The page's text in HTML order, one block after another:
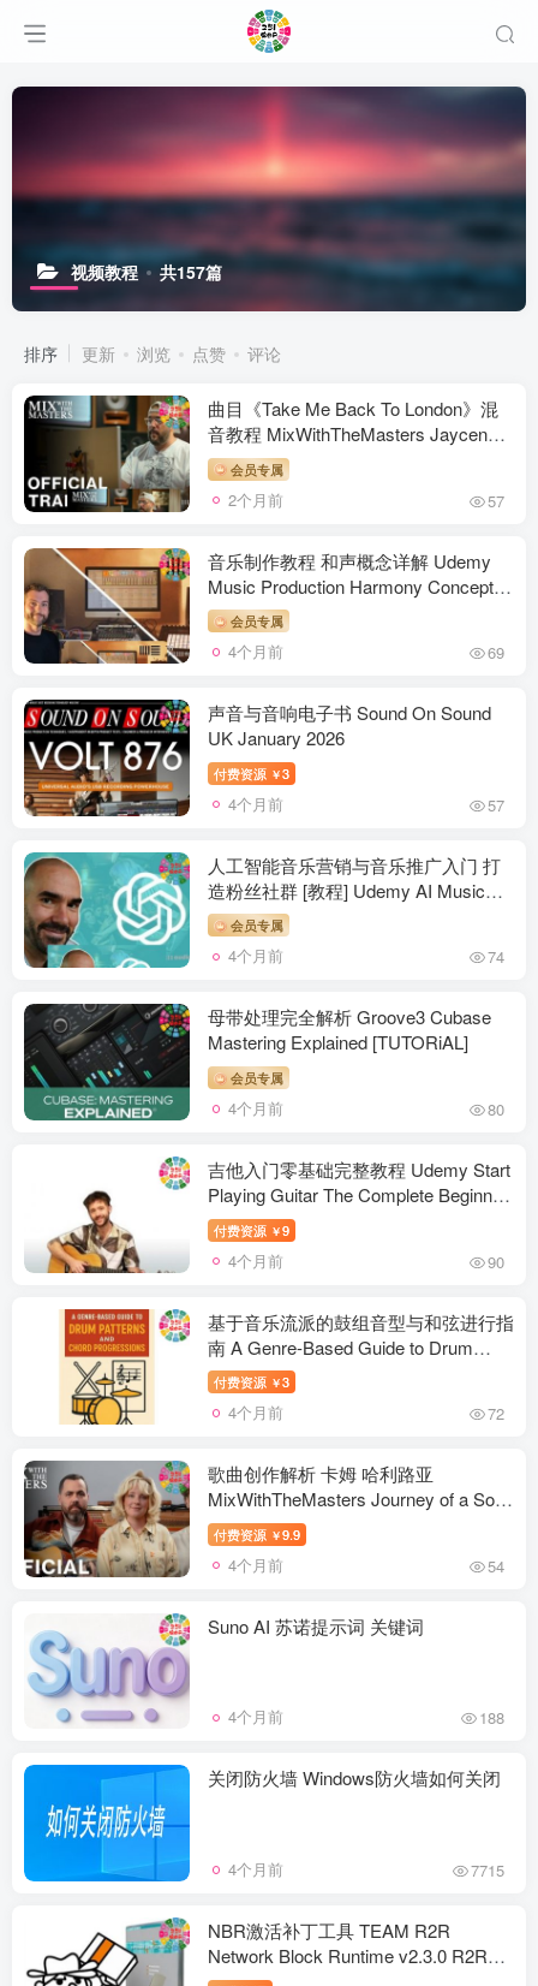
视频教程 共157篇
排序 更新 浏览 点赞 评论
曲目《Take Me Back To London》混
音教程 MixWithTheMasters Jaycen
Joshua Mixing ‘Take Me Back To
London’ by Ed Sheeran ft. Storm
会员专属
2个月前 57
音乐制作教程 和声概念详解 Udemy
Music Production Harmony Concepts
Explained
会员专属
4个月前 69
声音与音响电子书 Sound On Sound
UK January 2026
付费资源 ￥3
4个月前 57
人工智能音乐营销与音乐推广入门 打
造粉丝社群 [教程] Udemy AI Music
Marketing and Music Promotion 101
Build A Fanbase [TUTORiAL]
会员专属
4个月前 74
母带处理完全解析 Groove3 Cubase
Mastering Explained [TUTORiAL]
会员专属
4个月前 80
吉他入门零基础完整教程 Udemy Start
Playing Guitar The Complete Beginner
Course
付费资源 ￥9
4个月前 90
基于音乐流派的鼓组音型与和弦进行指
南 A Genre-Based Guide to Drum
Patterns and Chord Progressions
付费资源 ￥3
4个月前 72
歌曲创作解析 卡姆 哈利路亚
MixWithTheMasters Journey of a Song
‘Hallelujah’ by Cam [TUTORiAL]
付费资源 ￥9.9
4个月前 54
Suno AI 苏诺提示词 关键词
4个月前 188
关闭防火墙 Windows防火墙如何关闭
4个月前 7715
NBR激活补丁工具 TEAM R2R
Network Block Runtime v2.3.0 R2R
Win